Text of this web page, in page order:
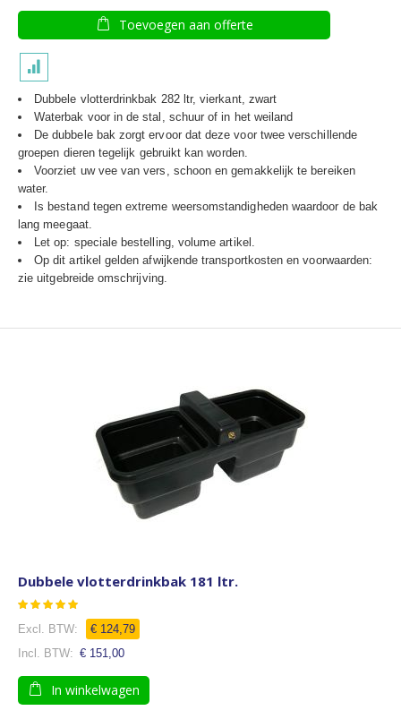
Toevoegen aan offerte
Dubbele vlotterdrinkbak 282 ltr, vierkant, zwart
Waterbak voor in de stal, schuur of in het weiland
De dubbele bak zorgt ervoor dat deze voor twee verschillende
groepen dieren tegelijk gebruikt kan worden.
Voorziet uw vee van vers, schoon en gemakkelijk te bereiken
water.
Is bestand tegen extreme weersomstandigheden waardoor de bak
lang meegaat.
Let op: speciale bestelling, volume artikel.
Op dit artikel gelden afwijkende transportkosten en voorwaarden:
zie uitgebreide omschrijving.
Dubbele vlotterdrinkbak 181 ltr.
Waardering:
97
100
€ 124,79
€ 151,00
In winkelwagen